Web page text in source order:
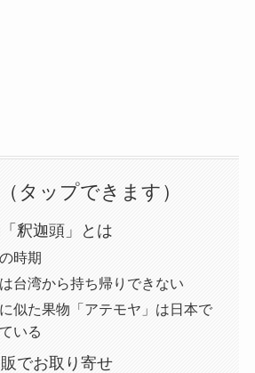
釈迦頭」とは
時期
台湾から持ち帰りできない
似た果物「アテモヤ」は日本で
いる
でお取り寄せ